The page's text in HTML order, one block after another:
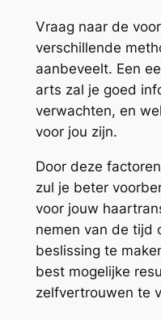
Vraag naar de
verschillende
aanbeveelt. Een
arts zal je goed
verwachten, en
voor jou zijn.
Door deze
zul je beter
voor jouw
nemen van de tijd
beslissing te
best mogelijke
zelfvertrouwen te